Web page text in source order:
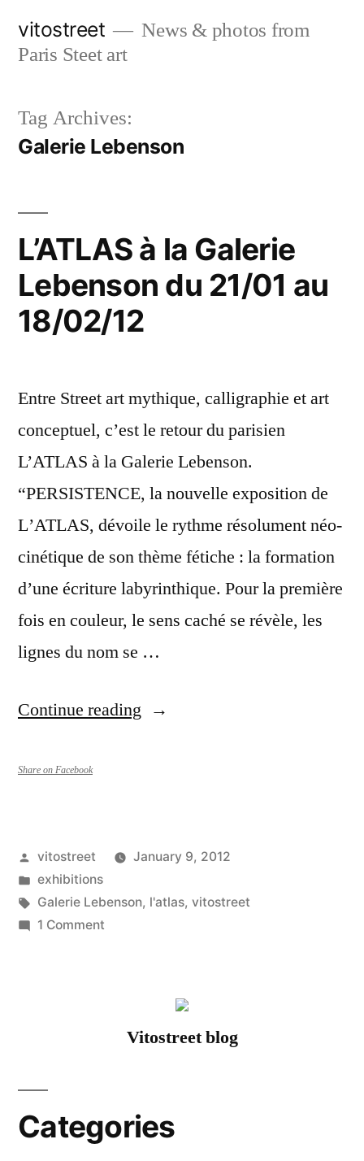
vitostreet
News & photos from
Paris Steet art
Tag Archives:
Galerie Lebenson
L’ATLAS à la Galerie
Lebenson du 21/01 au
18/02/12
Entre Street art mythique, calligraphie et art
conceptuel, c’est le retour du parisien
L’ATLAS à la Galerie Lebenson.
“PERSISTENCE, la nouvelle exposition de
LʼATLAS, dévoile le rythme résolument néo-
cinétique de son thème fétiche : la formation
d’une écriture labyrinthique. Pour la première
fois en couleur, le sens caché se révèle, les
lignes du nom se …
Continue reading “L’ATLAS
du
21/01
Share on Facebook
Posted
by
vitostreet
January 9, 2012
Posted
in
exhibitions
Tags:
Galerie Lebenson, l'atlas, vitostreet
1 Commenton
Lebenson
18/02/12
Vitostreet blog
Categories